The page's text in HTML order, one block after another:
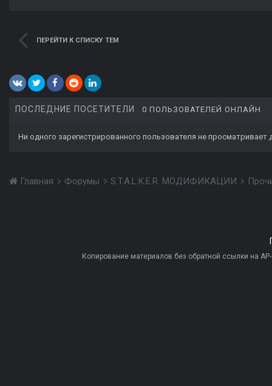
ПЕРЕЙТИ К СПИСКУ ТЕМ
ПОСЛЕДНИЕ ПОСЕТИТЕЛИ 0 ПОЛЬЗОВАТЕЛЕЙ ОНЛАЙН
Ни одного зарегистрированного пользователя не просматривает
Главная Форумы S.T.A.L.K.E.R. МОДИФИКАЦИИ
Копирование материалов без обратной ссылки на